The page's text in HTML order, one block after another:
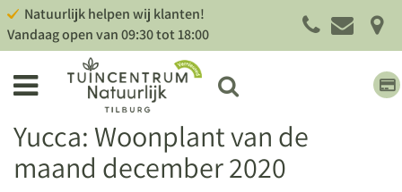
Natuurlijk helpen wij klanten!
Vandaag open van09:30tot18:00
Yucca: Woonplant van de
maand december 2020